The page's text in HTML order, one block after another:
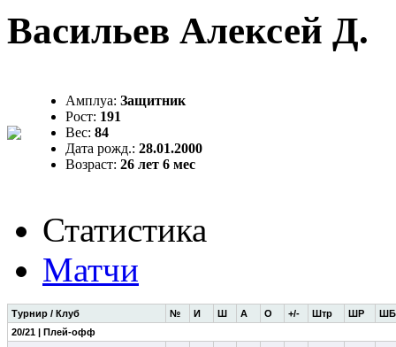
Васильев Алексей Д.
Амплуа: Защитник
Рост: 191
Вес: 84
Дата рожд.: 28.01.2000
Возраст: 26 лет 6 мес
Статистика
Матчи
Турнир / Клуб № И Ш А О +/- Штр ШР ШБ
20/21 | Плей-офф